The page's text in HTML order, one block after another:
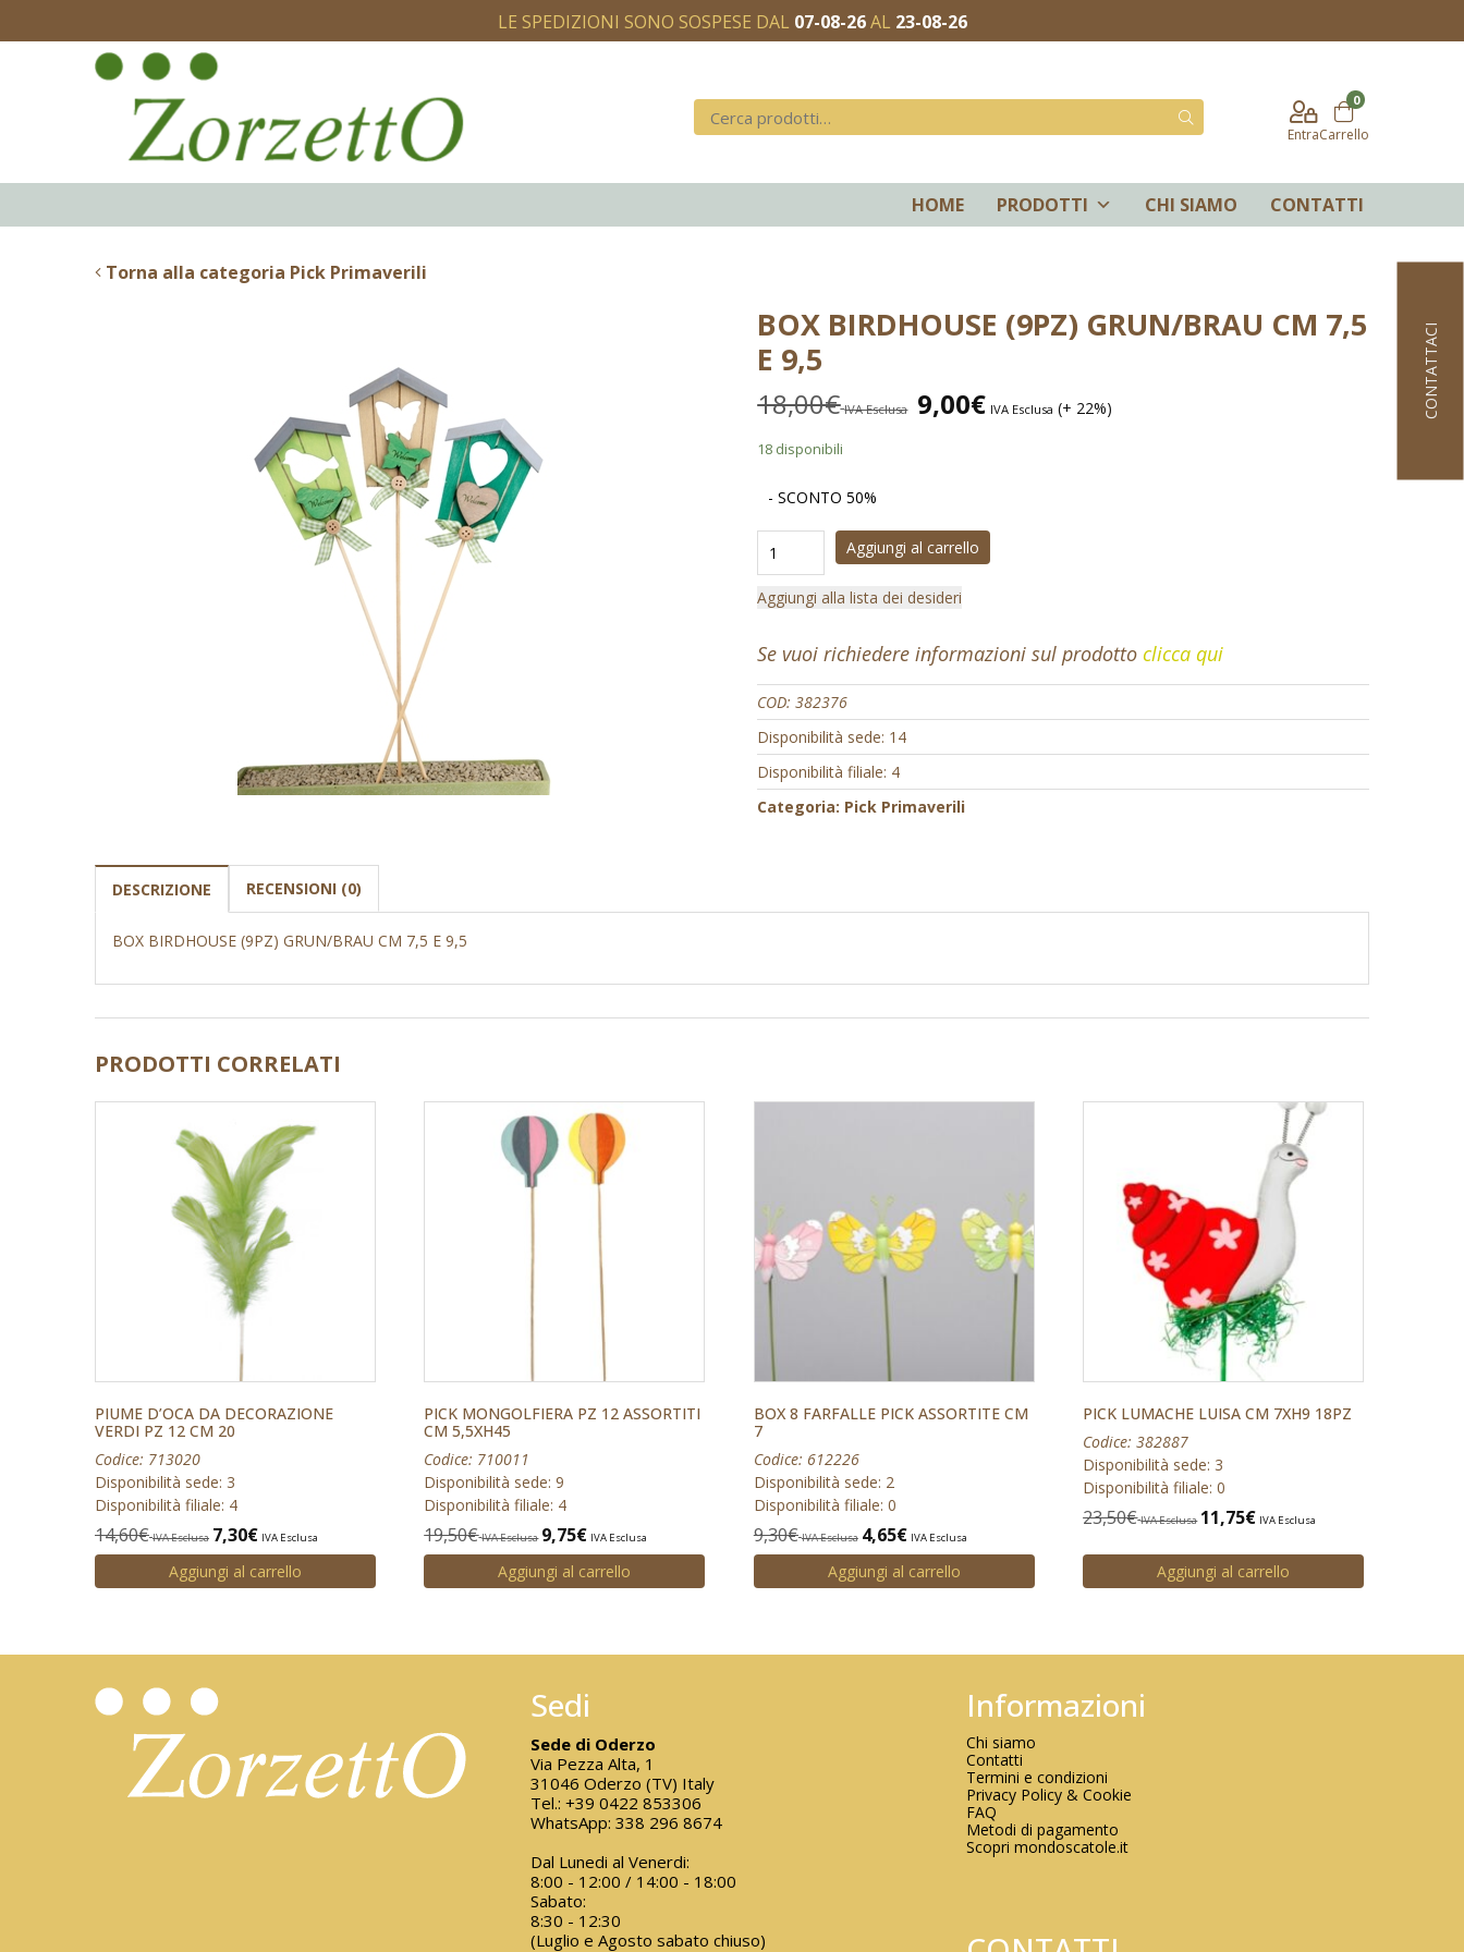
LE SPEDIZIONI SONO SOSPESE DAL 07-08-26AL 23-08-26
Entra
0
Carrello
HOME PRODOTTI CHI SIAMO CONTATTI
Torna alla categoria Pick Primaverili
BOX BIRDHOUSE (9PZ) GRUN/BRAU CM 7,5
E 9,5
18,00€ IVA Esclusa 9,00€ IVA Esclusa (+ 22%)
18 disponibili
- SCONTO 50%
Aggiungi al carrello
Aggiungi alla lista dei desideri
Se vuoi richiedere informazioni sul prodottoclicca qui
COD:382376
Disponibilità sede: 14
Disponibilità filiale: 4
Categoria: Pick Primaverili
DESCRIZIONE RECENSIONI (0)
BOX BIRDHOUSE (9PZ) GRUN/BRAU CM 7,5 E 9,5
PRODOTTI CORRELATI
PIUME D’OCA DA DECORAZIONE
VERDI PZ 12 CM 20
Codice: 713020
Disponibilità sede: 3
Disponibilità filiale: 4
14,60€ IVA Esclusa 7,30€ IVA Esclusa
Aggiungi al carrello
PICK MONGOLFIERA PZ 12 ASSORTITI
CM 5,5XH45
Codice: 710011
Disponibilità sede: 9
Disponibilità filiale: 4
19,50€ IVA Esclusa 9,75€ IVA Esclusa
Aggiungi al carrello
BOX 8 FARFALLE PICK ASSORTITE CM
7
Codice: 612226
Disponibilità sede: 2
Disponibilità filiale: 0
9,30€ IVA Esclusa 4,65€ IVA Esclusa
Aggiungi al carrello
PICK LUMACHE LUISA CM 7XH9 18PZ
Codice: 382887
Disponibilità sede: 3
Disponibilità filiale: 0
23,50€ IVA Esclusa 11,75€ IVA Esclusa
Aggiungi al carrello
CONTATTACI
Sedi
Sede di Oderzo
Via Pezza Alta, 1
31046 Oderzo (TV) Italy
Tel.: +39 0422 853306
WhatsApp: 338 296 8674
Dal Lunedi al Venerdi:
8:00 - 12:00 / 14:00 - 18:00
Sabato:
8:30 - 12:30
(Luglio e Agosto sabato chiuso)
Informazioni
Chi siamo
Contatti
Termini e condizioni
Privacy Policy & Cookie
FAQ
Metodi di pagamento
Scopri mondoscatole.it